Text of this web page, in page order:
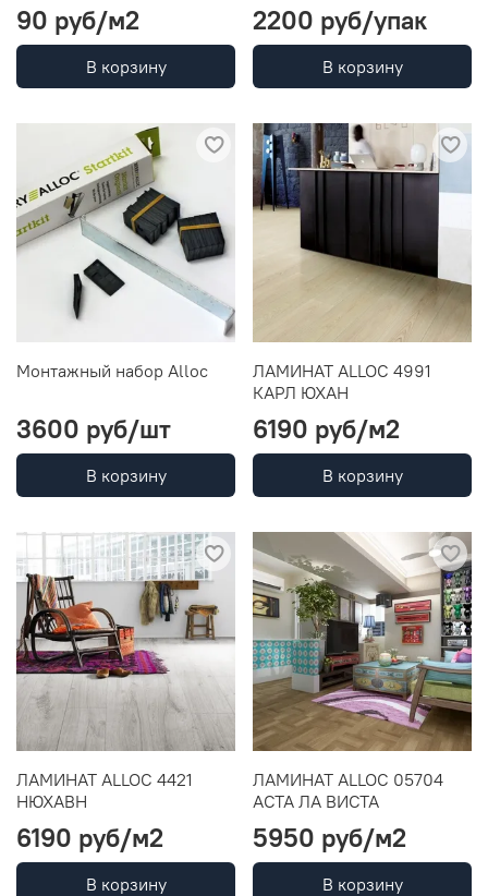
90 руб/м2
В корзину
2200 руб/упак
В корзину
Монтажный набор Alloc
3600 руб/шт
В корзину
ЛАМИНАТ ALLOC 4991
КАРЛ ЮХАН
6190 руб/м2
В корзину
ЛАМИНАТ ALLOC 4421
НЮХАВН
6190 руб/м2
В корзину
ЛАМИНАТ ALLOC 05704
АСТА ЛА ВИСТА
5950 руб/м2
В корзину